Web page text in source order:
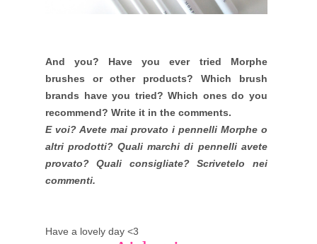
And you? Have you ever tried Morphe
brushes or other products? Which brush
brands have you tried? Which ones do you
recommend? Write it in the comments.
E voi? Avete mai provato i pennelli Morphe o
altri prodotti? Quali marchi di pennelli avete
provato? Quali consigliate? Scrivetelo nei
commenti.
Have a lovely day <3